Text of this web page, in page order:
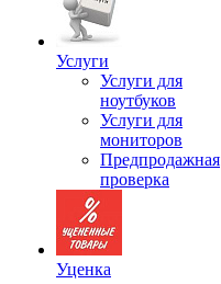
Услуги
Услуги для
ноутбуков
Услуги для
мониторов
Предпродажная
проверка
Уценка